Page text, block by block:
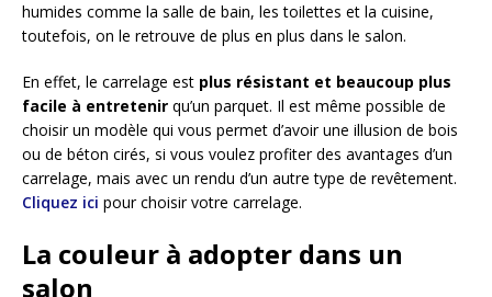
humides comme la salle de bain, les toilettes et la cuisine,
toutefois, on le retrouve de plus en plus dans le salon.
En effet, le carrelage est plus résistant et beaucoup plus
facile à entretenir qu’un parquet. Il est même possible de
choisir un modèle qui vous permet d’avoir une illusion de bois
ou de béton cirés, si vous voulez profiter des avantages d’un
carrelage, mais avec un rendu d’un autre type de revêtement.
Cliquez ici pour choisir votre carrelage.
La couleur à adopter dans un
salon